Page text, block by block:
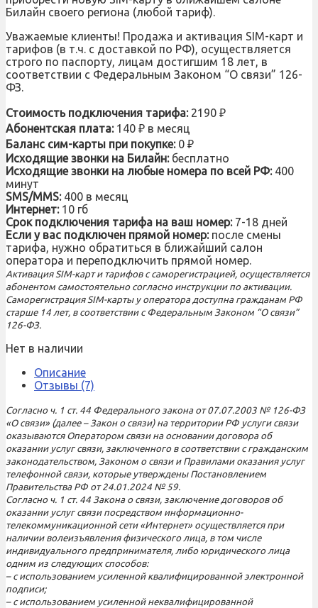
Билайн своего региона (любой тариф).
Уважаемые клиенты! Продажа и активация SIM-карт и
тарифов (в т.ч. с доставкой по РФ), осуществляется
строго по паспорту, лицам достигшим 18 лет, в
соответствии с Федеральным Законом “О связи” 126-
ФЗ.
Стоимость подключения тарифа:2190 ₽
Абонентская плата:140 ₽ в месяц
Баланс сим-карты при покупке:0 ₽
Исходящие звонки на Билайн:бесплатно
Исходящие звонки на любые номера по всей РФ:400
минут
SMS/MMS:400 в месяц
Интернет:10 гб
Срок подключения тарифа на ваш номер:7-18 дней
Если у вас подключен прямой номер:после смены
тарифа, нужно обратиться в ближайший салон
оператора и переподключить прямой номер.
Активация SIM-карт и тарифов с саморегистрацией, осуществляется
абонентом самостоятельно согласно инструкции по активации.
Саморегистрация SIM-карты у оператора доступна гражданам РФ
старше 14 лет, в соответствии с Федеральным Законом “О связи”
126-ФЗ.
Нет в наличии
Описание
Отзывы (7)
Согласно ч. 1 ст. 44 Федерального закона от 07.07.2003 № 126-ФЗ
«О связи» (далее – Закон о связи) на территории РФ услуги связи
оказываются Оператором связи на основании договора об
оказании услуг связи, заключенного в соответствии с гражданским
законодательством, Законом о связи и Правилами оказания услуг
телефонной связи, которые утверждены Постановлением
Правительства РФ от 24.01.2024 № 59.
Согласно ч. 1 ст. 44 Закона о связи, заключение договоров об
оказании услуг связи посредством информационно-
телекоммуникационной сети «Интернет» осуществляется при
наличии волеизъявления физического лица, в том числе
индивидуального предпринимателя, либо юридического лица
одним из следующих способов:
– с использованием усиленной квалифицированной электронной
подписи;
– с использованием усиленной неквалифицированной